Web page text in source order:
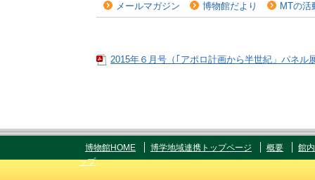
メールマガジン 博物館だより MTの活
2015年６月号（｢アポロ計画から半世紀」パネ
博物館HOME 博学地域連携トップページ 概要
館
ップ